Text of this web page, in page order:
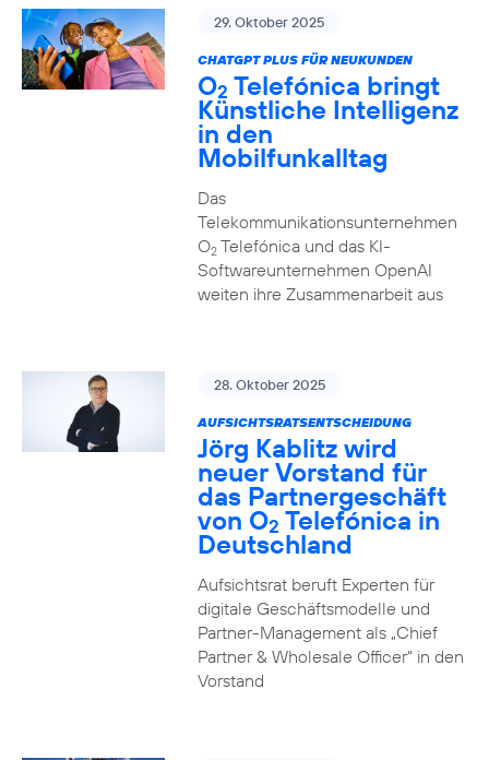
29. Oktober 2025
CHATGPT PLUS FÜR NEUKUNDEN
O2 Telefónica bringt
Künstliche Intelligenz
in den
Mobilfunkalltag
Das
Telekommunikationsunternehmen
O2Telefónica und das KI-
Softwareunternehmen OpenAI
weiten ihre Zusammenarbeit aus
28. Oktober 2025
AUFSICHTSRATSENTSCHEIDUNG
Jörg Kablitz wird
neuer Vorstand für
das Partnergeschäft
von O2 Telefónica in
Deutschland
Aufsichtsrat beruft Experten für
digitale Geschäftsmodelle und
Partner-Management als „Chief
Partner & Wholesale Officer“ in den
Vorstand